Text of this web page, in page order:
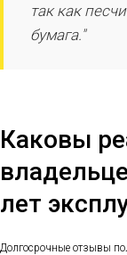
так как
бумага."
Каковы
лет
Долгосрочные отзывы